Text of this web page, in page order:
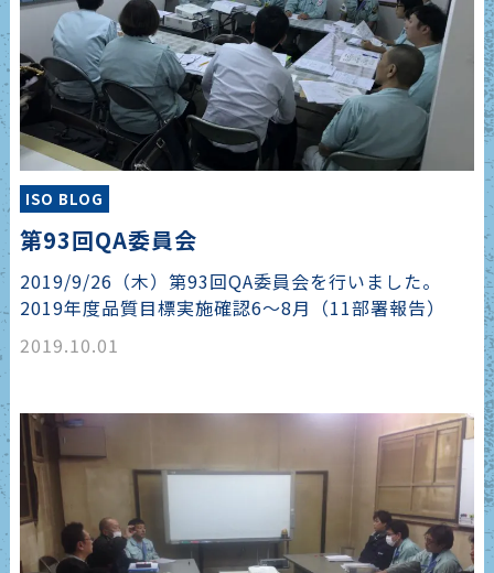
ISO BLOG
第93回QA委員会
2019/9/26（木）第93回QA委員会を行いました。
2019年度品質目標実施確認6～8月（11部署報告）
2019.10.01